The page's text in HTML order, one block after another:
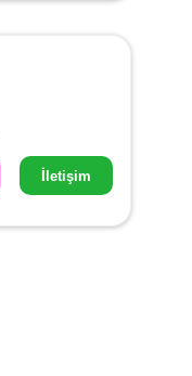
İletişim